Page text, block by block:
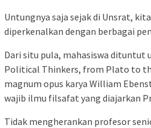
Untungnya saja sejak di Unsrat,
diperkenalkan dengan berbagai
Dari situ pula, mahasiswa dituntut
Political Thinkers, from Plato to
magnum opus karya William
wajib ilmu filsafat yang diajarkan
Tidak mengherankan profesor